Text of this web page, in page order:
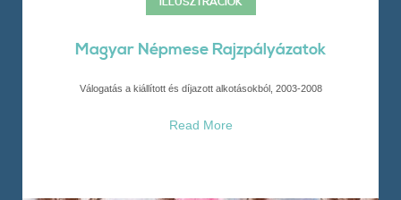
Magyar Népmese Rajzpályázatok
Válogatás a kiállított és díjazott alkotásokból, 2003-2008
Read More